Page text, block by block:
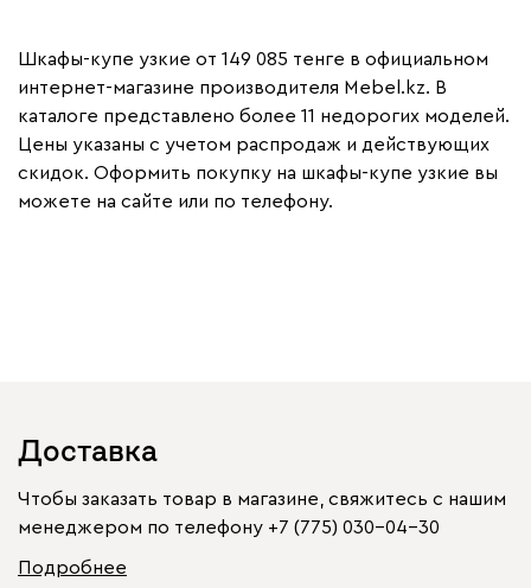
Шкафы-купе узкие от 149 085 тенге в официальном
интернет-магазине производителя Mebel.kz. В
каталоге представлено более 11 недорогих моделей.
Цены указаны с учетом распродаж и действующих
скидок. Оформить покупку на шкафы-купе узкие вы
можете на сайте или по телефону.
Доставка
Чтобы заказать товар в магазине, свяжитесь с нашим
менеджером по телефону +7 (775) 030-04-30
Подробнее